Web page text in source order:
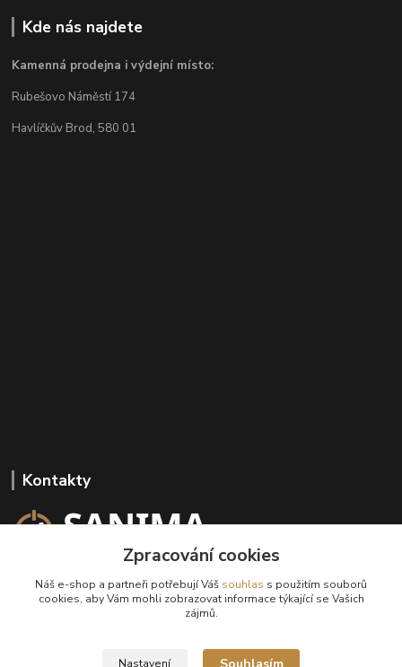
Kde nás najdete
Kamenná prodejna i výdejní místo:
Rubešovo Náměstí 174
Havlíčkův Brod, 580 01
Kontakty
+420 602 647 136
(Po-Pá, 9-18 hod.)
Zpracování cookies
Náš e-shop a partneři potřebují Váš souhlas s použitím souborů
cookies, aby Vám mohli zobrazovat informace týkající se Vašich
zájmů.
Nastavení